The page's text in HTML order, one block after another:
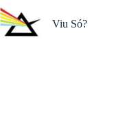
Pular
para
o
Viu Só?